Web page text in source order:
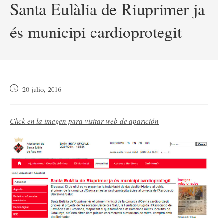
Santa Eulàlia de Riuprimer ja
és municipi cardioprotegit
Publicación
entrada:
20 julio, 2016
Click en la imagen para visitar web de aparición